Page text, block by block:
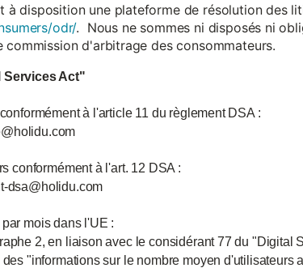
à disposition une plateforme de résolution des
odr/. Nous ne sommes ni disposés ni
d'arbitrage des consommateurs.
Services Act"
à l'article 11 du règlement DSA :
conformément à l'art. 12 DSA :
dsa@holidu.com
mois dans l'UE :
2, en liaison avec le considérant 77 du "Digital
"informations sur le nombre moyen d'utilisateurs